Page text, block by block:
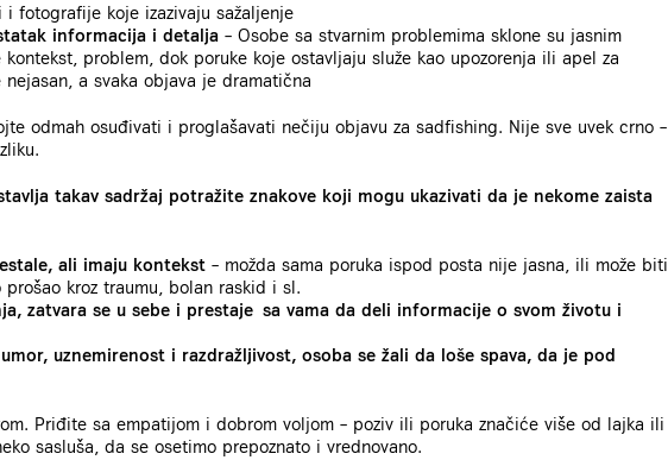
i fotografije koje izazivaju sažaljenje
informacija i detalja – Osobe sa stvarnim problemima sklone su jasnim
problem, dok poruke koje ostavljaju služe kao upozorenja ili apel za
a svaka objava je dramatična
odmah osuđivati i proglašavati nečiju objavu za sadfishing. Nije sve uvek crno –
takav sadržaj potražite znakove koji mogu ukazivati da je nekome zaista
ali imaju kontekst – možda sama poruka ispod posta nije jasna, ili može biti
kroz traumu, bolan raskid i sl.
zatvara se u sebe i prestaje sa vama da deli informacije o svom životu i
uznemirenost i razdražljivost, osoba se žali da loše spava, da je pod
Priđite sa empatijom i dobrom voljom – poziv ili poruka značiće više od lajka ili
sasluša, da se osetimo prepoznato i vrednovano.